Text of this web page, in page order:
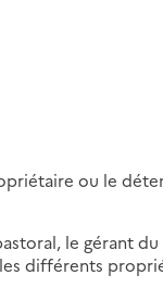
ou le
le gérant
différents